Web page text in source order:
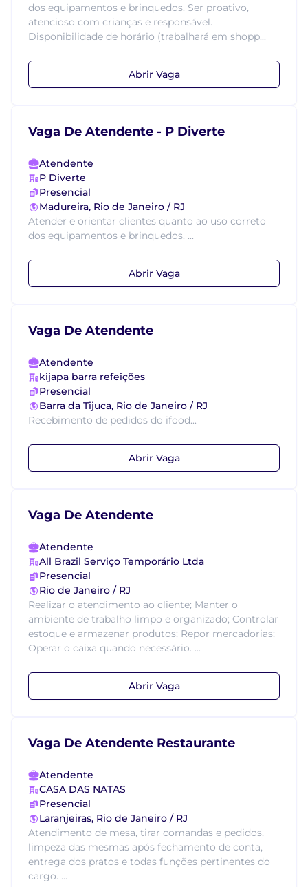
dos equipamentos e brinquedos. Ser proativo,
atencioso com crianças e responsável.
Disponibilidade de horário (trabalhará em shopp...
Abrir Vaga
Vaga De Atendente - P Diverte
Atendente
P Diverte
Presencial
Madureira, Rio de Janeiro / RJ
Atender e orientar clientes quanto ao uso correto
dos equipamentos e brinquedos. ...
Abrir Vaga
Vaga De Atendente
Atendente
kijapa barra refeições
Presencial
Barra da Tijuca, Rio de Janeiro / RJ
Recebimento de pedidos do ifood...
Abrir Vaga
Vaga De Atendente
Atendente
All Brazil Serviço Temporário Ltda
Presencial
Rio de Janeiro / RJ
Realizar o atendimento ao cliente; Manter o
ambiente de trabalho limpo e organizado; Controlar
estoque e armazenar produtos; Repor mercadorias;
Operar o caixa quando necessário. ...
Abrir Vaga
Vaga De Atendente Restaurante
Atendente
CASA DAS NATAS
Presencial
Laranjeiras, Rio de Janeiro / RJ
Atendimento de mesa, tirar comandas e pedidos,
limpeza das mesmas após fechamento de conta,
entrega dos pratos e todas funções pertinentes do
cargo. ...